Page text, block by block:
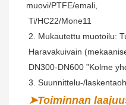
muovi/PTFE/emali,
Ti/HC22/Mone11
2. Mukautettu muotoilu:
Haravakuivain
DN300-DN600 ”Kolme
3. Suunnittelu-/
➤Toiminnan